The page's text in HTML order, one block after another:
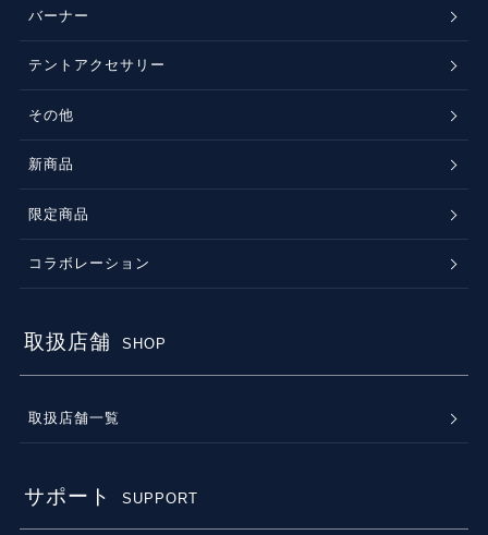
バーナー
テントアクセサリー
その他
新商品
限定商品
コラボレーション
取扱店舗 SHOP
取扱店舗一覧
サポート SUPPORT